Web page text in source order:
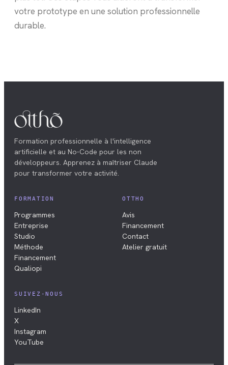
votre prototype en une solution professionnelle
durable.
Formation professionnelle à l'intelligence
artificielle et au No-Code pour les non
développeurs. Apprenez à maîtriser Claude
pour transformer votre activité.
FORMATION
Programmes
Entreprise
Studio
Méthode
Financement
Qualiopi
OTTHO
Avis
Financement
Contact
Atelier gratuit
SUIVEZ-NOUS
LinkedIn
X
Instagram
YouTube